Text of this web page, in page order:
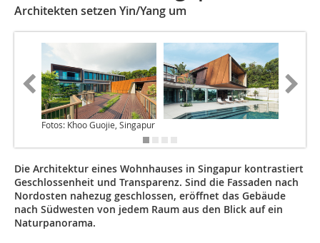
Architekten setzen Yin/Yang um
Fotos: Khoo Guojie, Singapur
Die Architektur eines Wohnhauses in Singapur kontrastiert
Geschlossenheit und Transparenz. Sind die Fassaden nach
Nordosten nahezug geschlossen, eröffnet das Gebäude
nach Südwesten von jedem Raum aus den Blick auf ein
Naturpanorama.